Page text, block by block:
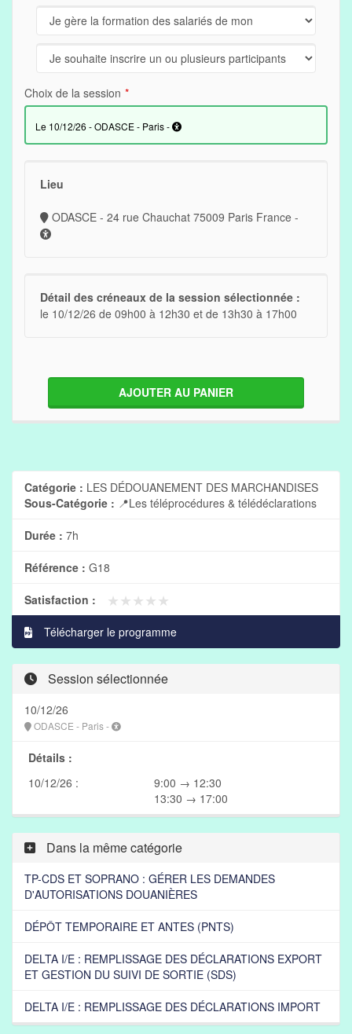
Choix de la session
le 10/12/26 - ODASCE - Paris -
Lieu
ODASCE - 24 rue Chauchat 75009 Paris France -
Détail des créneaux de la session sélectionnée :
le 10/12/26 de 09h00 à 12h30 et de 13h30 à 17h00
AJOUTER AU PANIER
Catégorie : LES DÉDOUANEMENT DES MARCHANDISES
Sous-Catégorie : 📍Les téléprocédures & télédéclarations
Durée : 7h
Référence : G18
Satisfaction : ★★★★★
★★★★★
Télécharger le programme
Session sélectionnée
10/12/26
ODASCE - Paris -
Détails :
10/12/26 :
9:00 → 12:30
13:30 → 17:00
Dans la même catégorie
TP-CDS ET SOPRANO : GÉRER LES DEMANDES
D'AUTORISATIONS DOUANIÈRES
DÉPÔT TEMPORAIRE ET ANTES (PNTS)
DELTA I/E : REMPLISSAGE DES DÉCLARATIONS EXPORT
ET GESTION DU SUIVI DE SORTIE (SDS)
DELTA I/E : REMPLISSAGE DES DÉCLARATIONS IMPORT